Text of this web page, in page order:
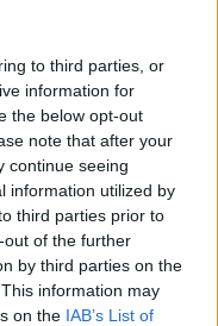
to third parties, or
information for
the below opt-out
note that after your
continue seeing
information utilized by
third parties prior to
of the further
by third parties on the
information may
on the IAB’s List of